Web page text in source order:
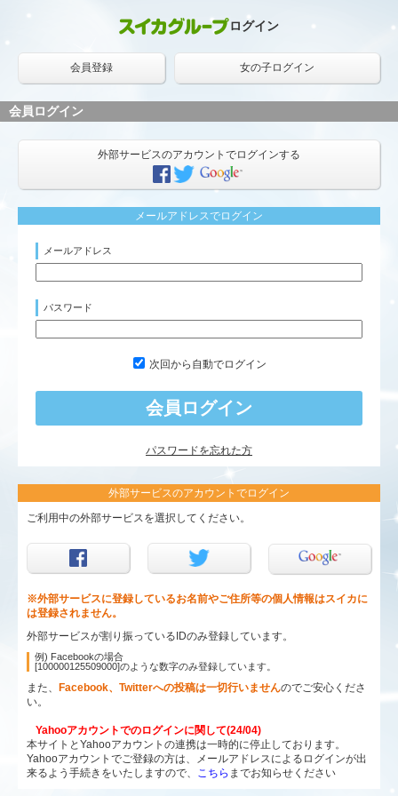
ログイン
会員登録 女の子ログイン
会員ログイン
外部サービスのアカウントでログインする
メールアドレスでログイン
メールアドレス
パスワード
次回から自動でログイン
パスワードを忘れた方
外部サービスのアカウントでログイン
ご利用中の外部サービスを選択してください。
※外部サービスに登録しているお名前やご住所等の個人情報はスイカに
は登録されません。
外部サービスが割り振っているIDのみ登録しています。
例) Facebookの場合
[100000125509000]のような数字のみ登録しています。
また、 Facebook、Twitterへの投稿は一切行いませんのでご安心くださ
い。
Yahooアカウントでのログインに関して(24/04)
本サイトとYahooアカウントの連携は一時的に停止しております。
Yahooアカウントでご登録の方は、メールアドレスによるログインが出
来るよう手続きをいたしますので、 こちら までお知らせください